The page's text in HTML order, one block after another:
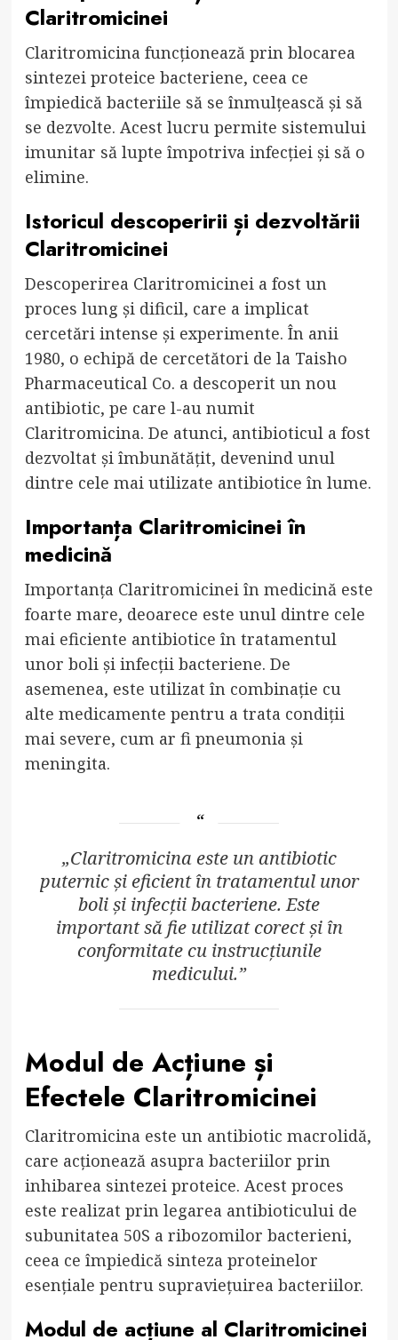
Claritromicinei
Claritromicina funcționează prin blocarea
sintezei proteice bacteriene, ceea ce
împiedică bacteriile să se înmulțească și să
se dezvolte. Acest lucru permite sistemului
imunitar să lupte împotriva infecției și să o
elimine.
Istoricul descoperirii și dezvoltării
Claritromicinei
Descoperirea Claritromicinei a fost un
proces lung și dificil, care a implicat
cercetări intense și experimente. În anii
1980, o echipă de cercetători de la Taisho
Pharmaceutical Co. a descoperit un nou
antibiotic, pe care l-au numit
Claritromicina. De atunci, antibioticul a fost
dezvoltat și îmbunătățit, devenind unul
dintre cele mai utilizate antibiotice în lume.
Importanța Claritromicinei în
medicină
Importanța Claritromicinei în medicină este
foarte mare, deoarece este unul dintre cele
mai eficiente antibiotice în tratamentul
unor boli și infecții bacteriene. De
asemenea, este utilizat în combinație cu
alte medicamente pentru a trata condiții
mai severe, cum ar fi pneumonia și
meningita.
„Claritromicina este un antibiotic
puternic și eficient în tratamentul unor
boli și infecții bacteriene. Este
important să fie utilizat corect și în
conformitate cu instrucțiunile
medicului.”
Modul de Acțiune și
Efectele Claritromicinei
Claritromicina este un antibiotic macrolidă,
care acționează asupra bacteriilor prin
inhibarea sintezei proteice. Acest proces
este realizat prin legarea antibioticului de
subunitatea 50S a ribozomilor bacterieni,
ceea ce împiedică sinteza proteinelor
esențiale pentru supraviețuirea bacteriilor.
Modul de acțiune al Claritromicinei